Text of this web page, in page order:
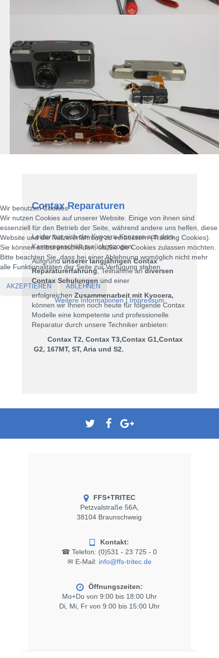
Contax Reparaturen
Leider hat sich der Kyocera-Konzern aus dem
Kamerageschäft zurückgezogen.
Aufgrundunserer langjährigen Contax
Reparaturerfahrung, Teilnahme andiversen
Contax Schulungen und einer
erfolgreichen Zusammenarbeit mit Kyocera,
können wir Ihnen noch heute für folgende Contax
Modelle eine kompetente und professionelle
Reparatur durch unsere Techniker anbieten:
Contax T2, Contax T3,Contax G1,Contax
G2, 167MT, ST, Aria und S2.
FFS+TRITEC
Petzvalstraße 56A,
38104 Braunschweig
Kontakt:
☎ Telefon: (0)531 - 23 725 - 0
✉ E-Mail: info@ffs-tritec.de
Öffnungszeiten:
Mo+Do von 9:00 bis 18:00 Uhr
Di, Mi, Fr von 9:00 bis 15:00 Uhr
Wir benutzen Cookies
Wir nutzen Cookies auf unserer Website. Einige von ihnen sind
essenziell für den Betrieb der Seite, während andere uns helfen, diese
Website und die Nutzererfahrung zu verbessern (Tracking Cookies).
Sie können selbst entscheiden, ob Sie die Cookies zulassen möchten.
Bitte beachten Sie, dass bei einer Ablehnung womöglich nicht mehr
alle Funktionalitäten der Seite zur Verfügung stehen.
AKZEPTIEREN
ABLEHNEN
Weitere Informationen
Impressum